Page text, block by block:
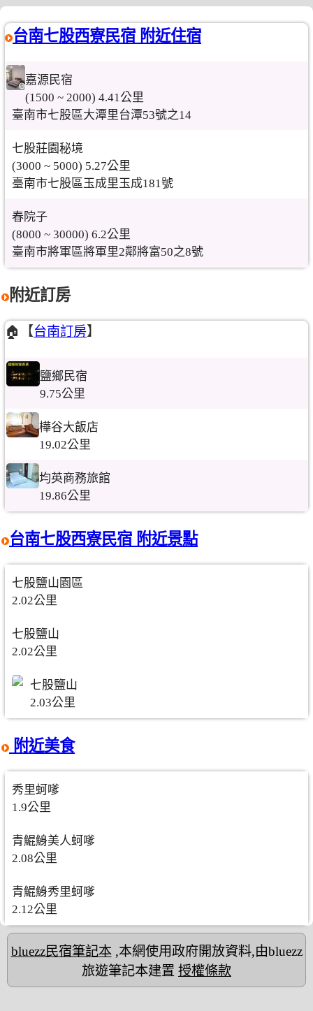
台南七股西寮民宿 附近住宿
嘉源民宿
(1500 ~ 2000) 4.41公里
臺南市七股區大潭里台潭53號之14
七股莊園秘境
(3000 ~ 5000) 5.27公里
臺南市七股區玉成里玉成181號
春院子
(8000 ~ 30000) 6.2公里
臺南市將軍區將軍里2鄰將富50之8號
附近訂房
🏠【台南訂房】
鹽鄉民宿
9.75公里
樺谷大飯店
19.02公里
均英商務旅館
19.86公里
台南七股西寮民宿 附近景點
七股鹽山園區
2.02公里
七股鹽山
2.02公里
七股鹽山
2.03公里
附近美食
秀里蚵嗲
1.9公里
青鯤鯓美人蚵嗲
2.08公里
青鯤鯓秀里蚵嗲
2.12公里
bluezz民宿筆記本,本網使用政府開放資料,由bluezz
旅遊筆記本建置 授權條款